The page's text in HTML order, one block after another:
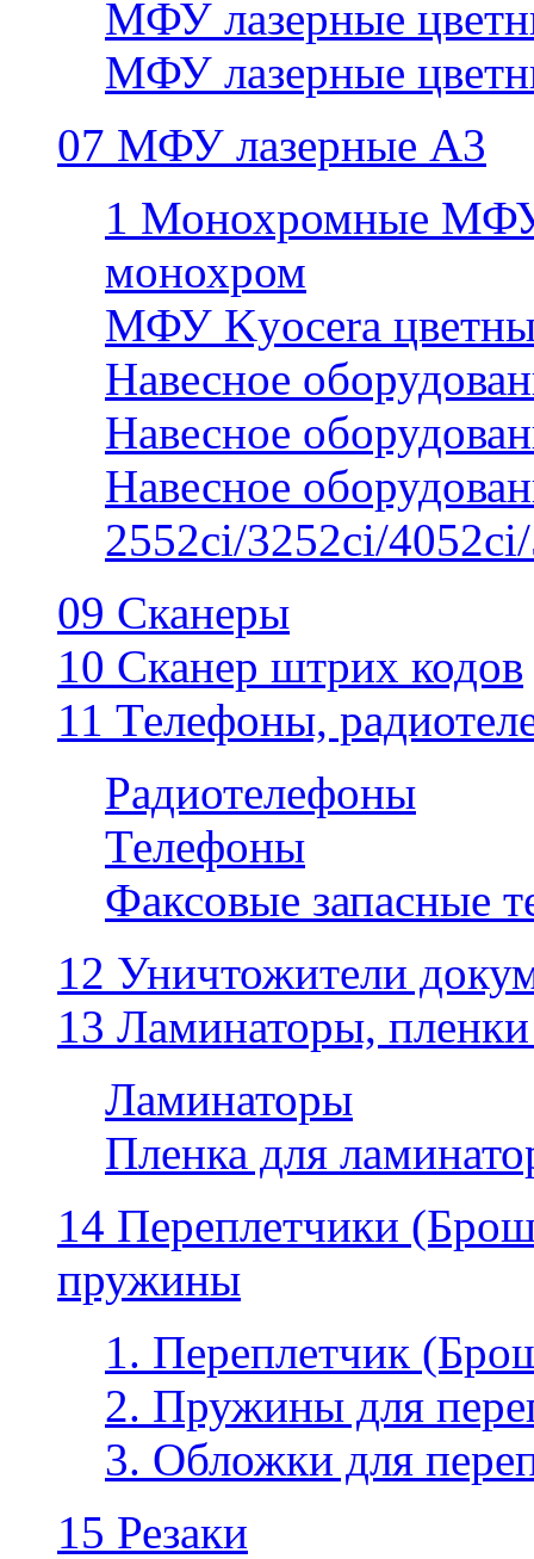
МФУ лазерные
МФУ лазерные
07 МФУ лазерные А3
1 Монохромные
монохром
МФУ Kyocera
Навесное
Навесное
Навесное
2552ci/3252ci/
09 Сканеры
10 Сканер штрих кодов
11 Телефоны,
Радиотелефоны
Телефоны
Факсовые запасные
12 Уничтожители
13 Ламинаторы,
Ламинаторы
Пленка для
14 Переплетчики
пружины
1. Переплетчик
2. Пружины для
3. Обложки для
15 Резаки